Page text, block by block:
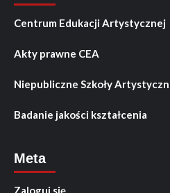
Centrum Edukacji Artystycznej
Akty prawne CEA
Niepubliczne Szkoły
Badanie jakości kształcenia
Meta
Zaloguj się